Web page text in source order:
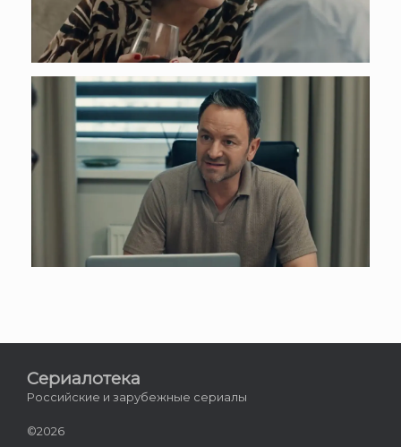
Сериалотека
Российские и зарубежные сериалы
©2026